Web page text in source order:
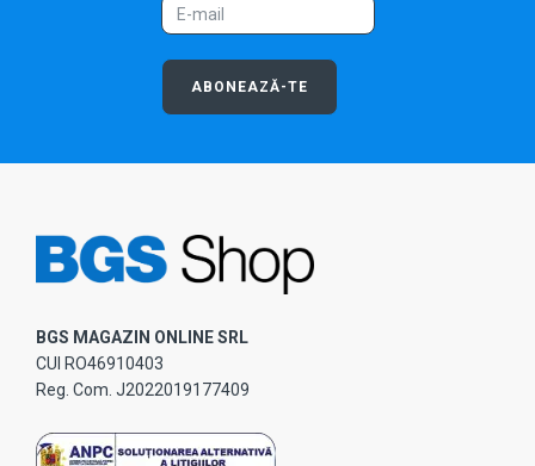
ABONEAZĂ-TE
BGS MAGAZIN ONLINE SRL
CUI RO46910403
Reg. Com. J2022019177409